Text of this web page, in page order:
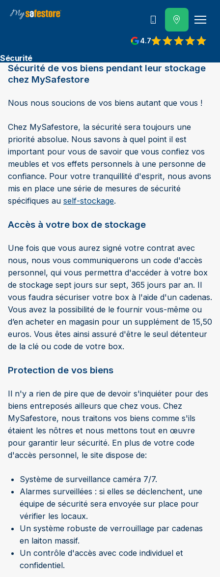
4.7
Contactez-nous
Sécurité
Sécurité de vos biens pendant leur stockage
chez MySafestore
Nous nous soucions de vos biens autant que vous !
Chez MySafestore, la sécurité sera toujours une
priorité absolue. Nous savons à quel point il est
important pour vous de savoir que vous confiez vos
meubles et vos effets personnels à une personne de
confiance. Pour votre tranquillité d'esprit, nous avons
mis en place une série de mesures de sécurité
spécifiques au self-stockage.
Accès à votre box de stockage
Une fois que vous aurez signé votre contrat avec
nous, nous vous communiquerons un code d'accès
personnel, qui vous permettra d'accéder à votre box
de stockage sept jours sur sept, 365 jours par an. Il
vous faudra sécuriser votre box à l'aide d'un cadenas.
Vous avez la possibilité de le fournir vous-même ou
d’en acheter en magasin pour un supplément de 15,50
euros. Vous êtes ainsi assuré d'être le seul détenteur
de la clé ou code de votre box.
Protection de vos biens
Il n'y a rien de pire que de devoir s'inquiéter pour des
biens entreposés ailleurs que chez vous. Chez
MySafestore, nous traitons vos biens comme s'ils
étaient les nôtres et nous mettons tout en œuvre
pour garantir leur sécurité. En plus de votre code
d'accès personnel, le site dispose de:
Système de surveillance caméra 7/7.
Alarmes surveillées : si elles se déclenchent, une
équipe de sécurité sera envoyée sur place pour
vérifier les locaux.
Un système robuste de verrouillage par cadenas
en laiton massif.
Un contrôle d'accès avec code individuel et
confidentiel.